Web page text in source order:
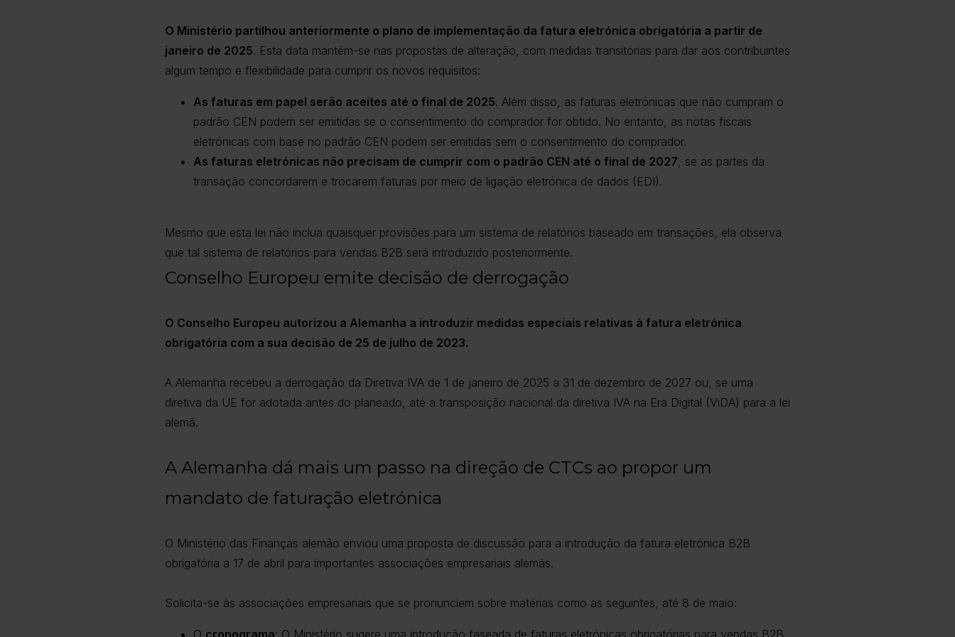
O Ministério partilhou anteriormente o plano de implementação da fatura eletrónica obrigatória a partir de
janeiro de 2025. Esta data mantém-se nas propostas de alteração, com medidas transitórias para dar aos contribuintes
algum tempo e flexibilidade para cumprir os novos requisitos:
As faturas em papel serão aceites até o final de 2025. Além disso, as faturas eletrónicas que não cumpram o
padrão CEN podem ser emitidas se o consentimento do comprador for obtido. No entanto, as notas fiscais
eletrónicas com base no padrão CEN podem ser emitidas sem o consentimento do comprador.
As faturas eletrónicas não precisam de cumprir com o padrão CEN até o final de 2027 , se as partes da
transação concordarem e trocarem faturas por meio de ligação eletrónica de dados (EDI).
Mesmo que esta lei não inclua quaisquer provisões para um sistema de relatórios baseado em transações, ela observa
que tal sistema de relatórios para vendas B2B será introduzido posteriormente.
Conselho Europeu emite decisão de derrogação
O Conselho Europeu autorizou a Alemanha a introduzir medidas especiais relativas à fatura eletrónica
obrigatória com a sua decisão de 25 de julho de 2023.
A Alemanha recebeu a derrogação da Diretiva IVA de 1 de janeiro de 2025 a 31 de dezembro de 2027 ou, se uma
diretiva da UE for adotada antes do planeado, até a transposição nacional da diretiva IVA na Era Digital (ViDA) para a lei
alemã.
A Alemanha dá mais um passo na direção de CTCs ao propor um
mandato de faturação eletrónica
O Ministério das Finanças alemão enviou uma proposta de discussão para a introdução da fatura eletrónica B2B
obrigatória a 17 de abril para importantes associações empresariais alemãs.
Solicita-se às associações empresariais que se pronunciem sobre matérias como as seguintes, até 8 de maio:
O cronograma: O Ministério sugere uma introdução faseada de faturas eletrónicas obrigatórias para vendas B2B